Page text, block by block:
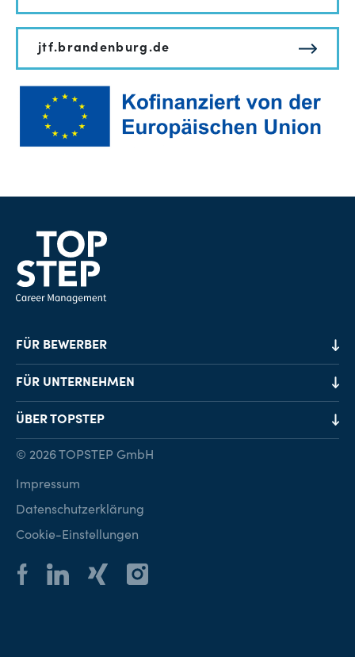
jtf.brandenburg.de
FÜR BEWERBER
Job-Finder
Karriereberatung
FÜR UNTERNEHMEN
Personalvermittlung
Personalsuche
ÜBER TOPSTEP
Kontakt
© 2026 TOPSTEP GmbH
Impressum
Datenschutzerklärung
Cookie-Einstellungen